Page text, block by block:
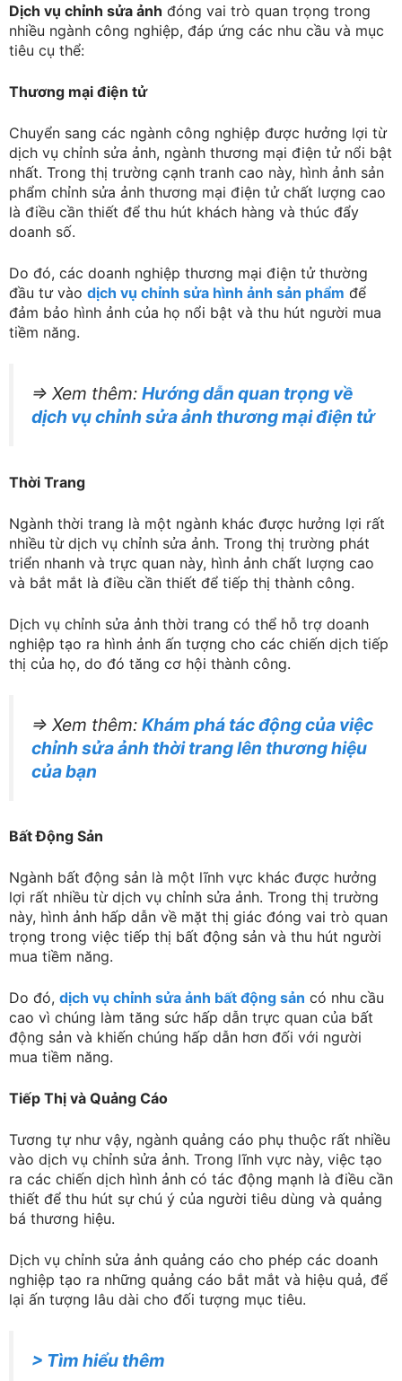
Dịch vụ chỉnh sửa ảnh đóng vai trò quan trọng trong
nhiều ngành công nghiệp, đáp ứng các nhu cầu và mục
tiêu cụ thể:
Thương mại điện tử
Chuyển sang các ngành công nghiệp được hưởng lợi từ
dịch vụ chỉnh sửa ảnh, ngành thương mại điện tử nổi bật
nhất. Trong thị trường cạnh tranh cao này, hình ảnh sản
phẩm chỉnh sửa ảnh thương mại điện tử chất lượng cao
là điều cần thiết để thu hút khách hàng và thúc đẩy
doanh số.
Do đó, các doanh nghiệp thương mại điện tử thường
đầu tư vào dịch vụ chỉnh sửa hình ảnh sản phẩm để
đảm bảo hình ảnh của họ nổi bật và thu hút người mua
tiềm năng.
=> Xem thêm: Hướng dẫn quan trọng về
dịch vụ chỉnh sửa ảnh thương mại điện tử
Thời Trang
Ngành thời trang là một ngành khác được hưởng lợi rất
nhiều từ dịch vụ chỉnh sửa ảnh. Trong thị trường phát
triển nhanh và trực quan này, hình ảnh chất lượng cao
và bắt mắt là điều cần thiết để tiếp thị thành công.
Dịch vụ chỉnh sửa ảnh thời trang có thể hỗ trợ doanh
nghiệp tạo ra hình ảnh ấn tượng cho các chiến dịch tiếp
thị của họ, do đó tăng cơ hội thành công.
=> Xem thêm: Khám phá tác động của việc
chỉnh sửa ảnh thời tranglên thương hiệu
của bạn
Bất Động Sản
Ngành bất động sản là một lĩnh vực khác được hưởng
lợi rất nhiều từ dịch vụ chỉnh sửa ảnh. Trong thị trường
này, hình ảnh hấp dẫn về mặt thị giác đóng vai trò quan
trọng trong việc tiếp thị bất động sản và thu hút người
mua tiềm năng.
Do đó, dịch vụ chỉnh sửa ảnh bất động sản có nhu cầu
cao vì chúng làm tăng sức hấp dẫn trực quan của bất
động sản và khiến chúng hấp dẫn hơn đối với người
mua tiềm năng.
Tiếp Thị và Quảng Cáo
Tương tự như vậy, ngành quảng cáo phụ thuộc rất nhiều
vào dịch vụ chỉnh sửa ảnh. Trong lĩnh vực này, việc tạo
ra các chiến dịch hình ảnh có tác động mạnh là điều cần
thiết để thu hút sự chú ý của người tiêu dùng và quảng
bá thương hiệu.
Dịch vụ chỉnh sửa ảnh quảng cáo cho phép các doanh
nghiệp tạo ra những quảng cáo bắt mắt và hiệu quả, để
lại ấn tượng lâu dài cho đối tượng mục tiêu.
> Tìm hiểu thêm